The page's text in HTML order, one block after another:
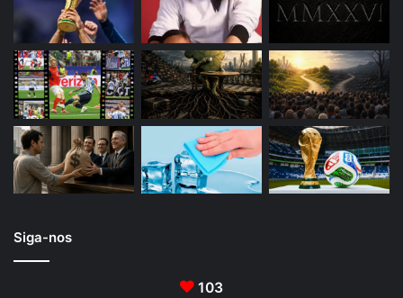
Siga-nos
103